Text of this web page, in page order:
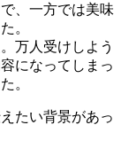
、一方では美味
。
万人受けしよう
になってしまっ
。
たい背景があっ